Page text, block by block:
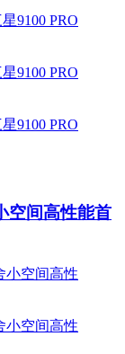
空间高性能首